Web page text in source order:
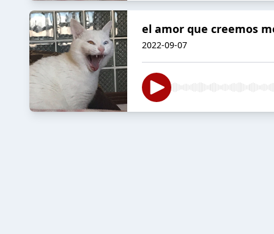
el amor que creemos
2022-09-07